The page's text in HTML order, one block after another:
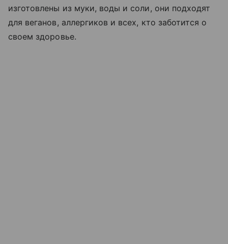
изготовлены из муки, воды и соли, они подходят
для веганов, аллергиков и всех, кто заботится о
своем здоровье.